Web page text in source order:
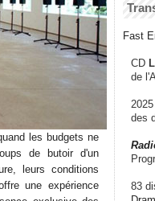
les budgets ne
de butoir d'un
leurs conditions
une expérience
Fast
CD
de
des
83